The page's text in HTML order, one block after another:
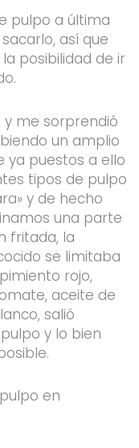
pulpo a última
así que
posibilidad de ir
y me sorprendió
un amplio
ya puestos a ello
tipos de pulpo
y de hecho
una parte
fritada, la
se limitaba
rojo,
aceite de
salió
y lo bien
en